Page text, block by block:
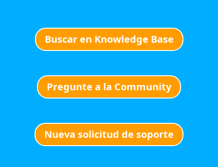
Buscar en Knowledge Base
Pregunte a la Community
Nueva solicitud de soporte